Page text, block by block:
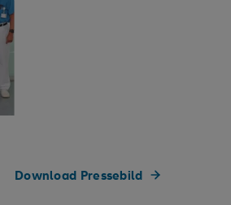
Download Pressebild